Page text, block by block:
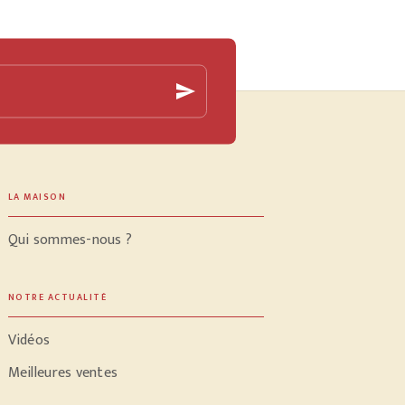
send
LA MAISON
Qui sommes-nous ?
NOTRE ACTUALITÉ
Vidéos
Meilleures ventes